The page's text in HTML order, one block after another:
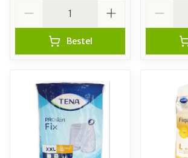
Bestel